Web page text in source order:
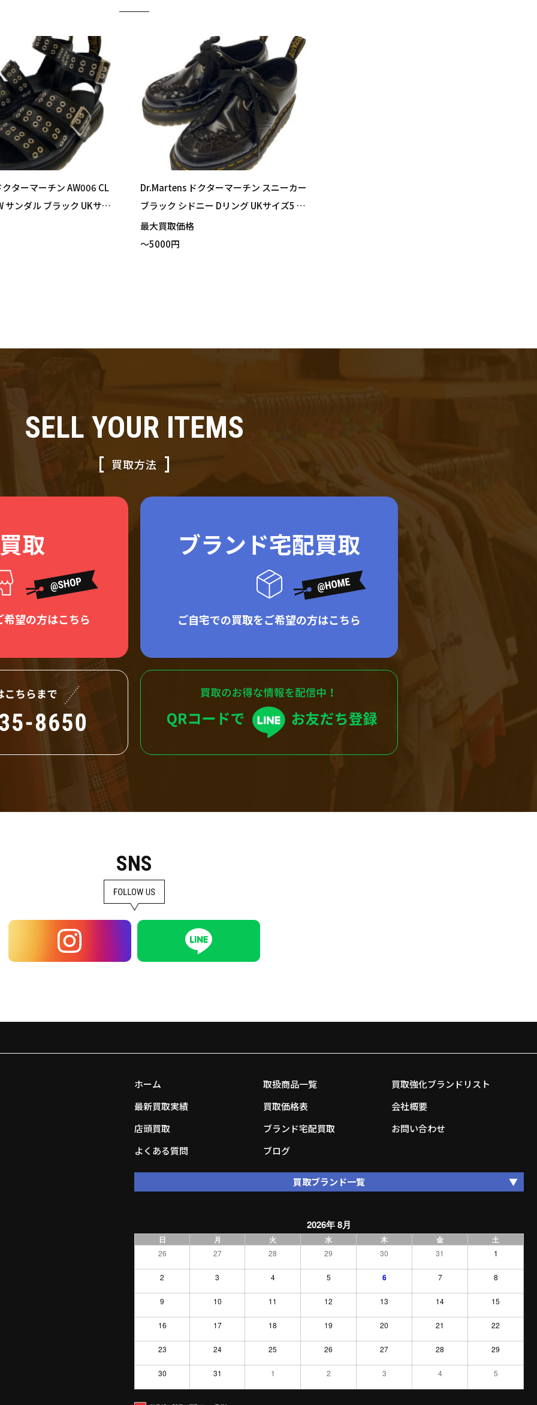
ターマーチン AW006 CL
サンダル ブラック UKサイ
Dr.Martens ドクターマーチン スニーカー
ブラック シドニー Dリング UKサイズ5 24
cm
最大買取価格
～5000円
SELL YOUR ITEMS
買取方法
取
望の方はこちら
ブランド宅配買取
ご自宅での買取をご希望の方はこちら
SNS
ホーム
最新買取実績
店頭買取
よくある質問
取扱商品一覧
買取価格表
ブランド宅配買取
ブログ
買取強化ブランドリスト
会社概要
お問い合わせ
買取ブランド一覧
2026年 8月
日 月 火 水 木 金 土
26 27 28 29 30 31 1
2 3 4 5 6 7 8
9 10 11 12 13 14 15
16 17 18 19 20 21 22
23 24 25 26 27 28 29
30 31 1 2 3 4 5